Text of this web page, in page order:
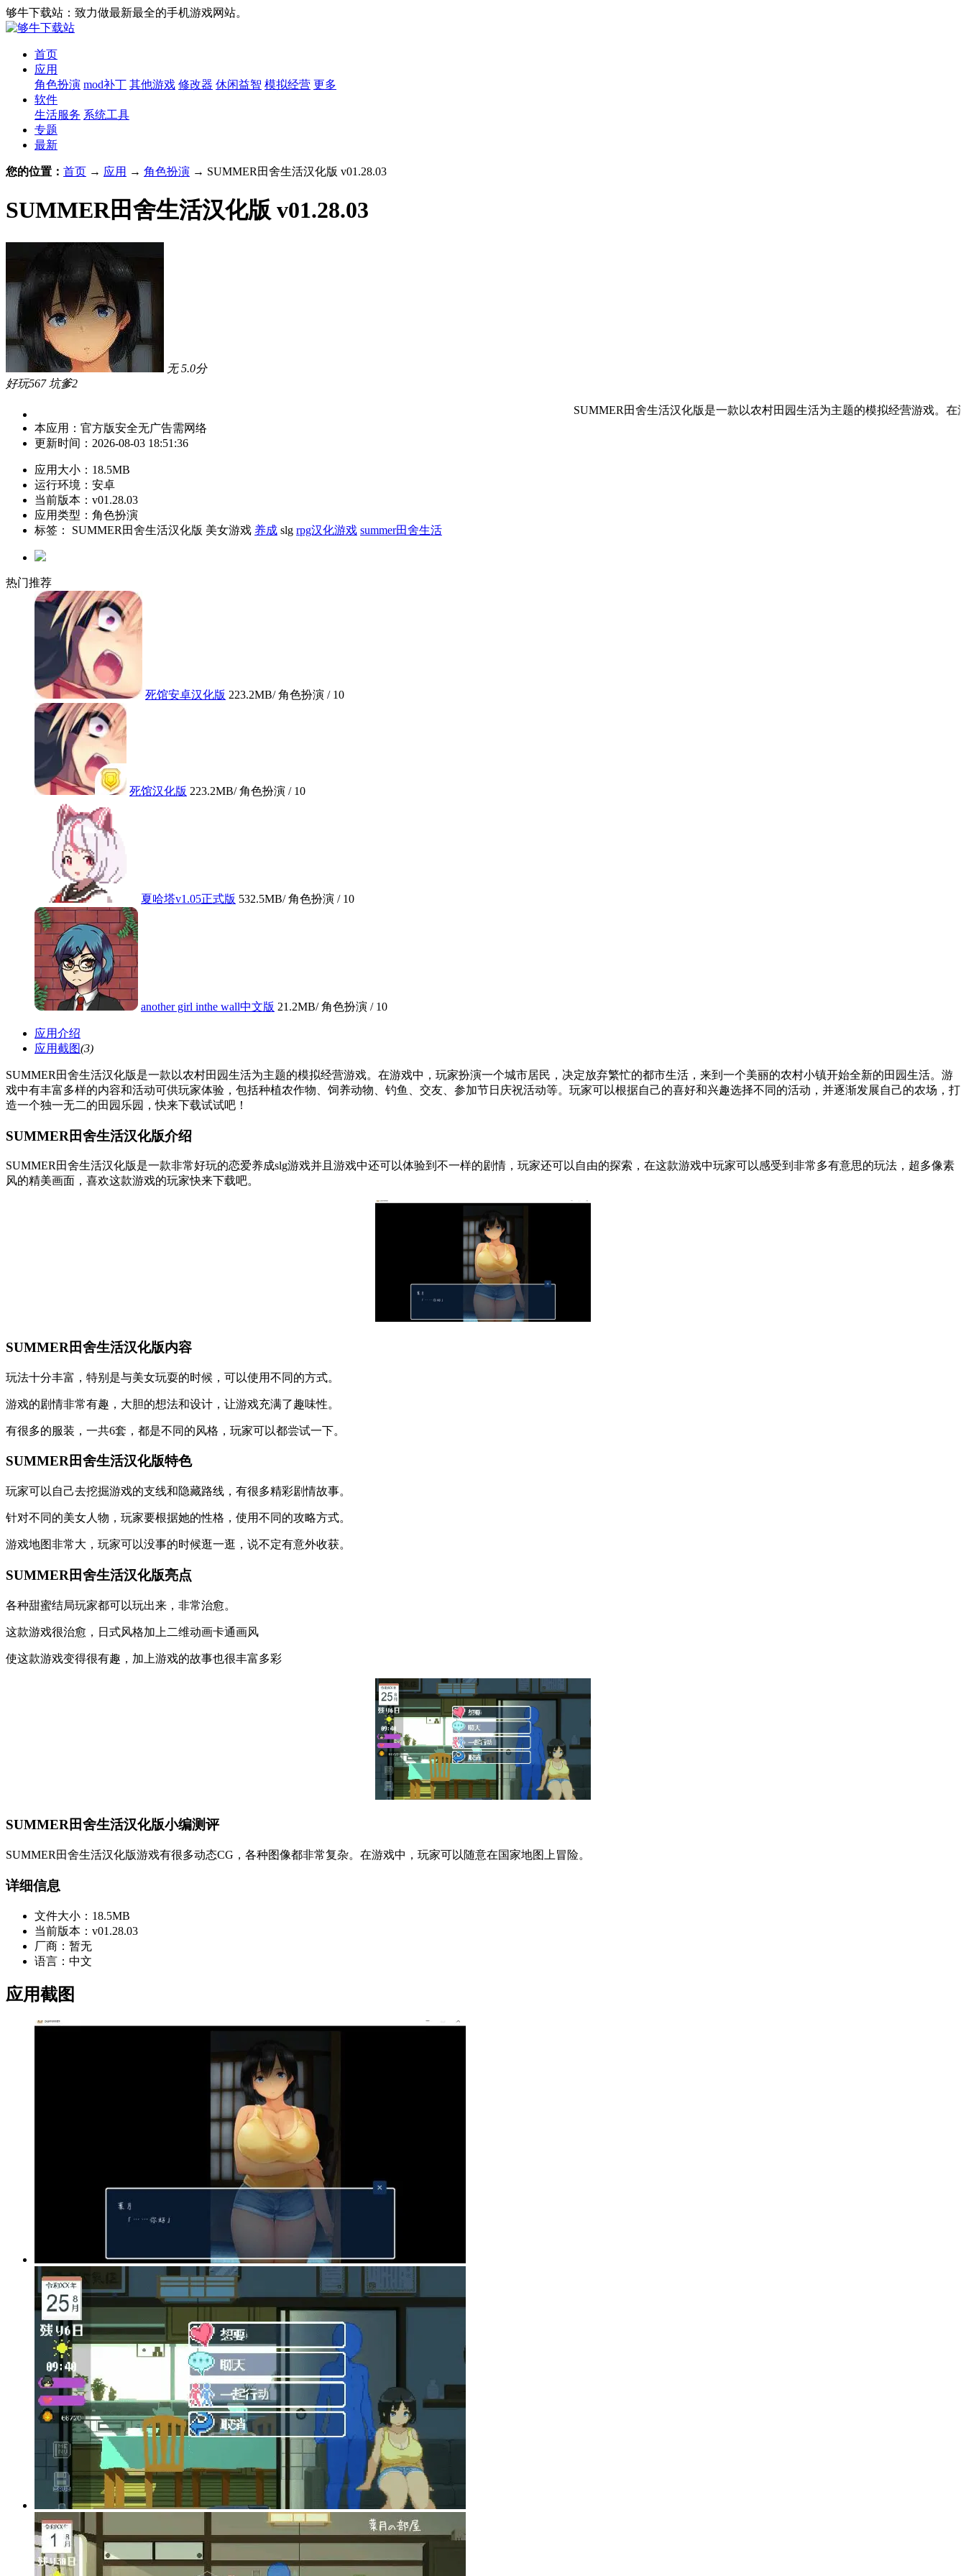
够牛下载站：致力做最新最全的手机游戏网站。
首页
应用
角色扮演 mod补丁 其他游戏 修改器 休闲益智 模拟经营 更多
软件
生活服务 系统工具
专题
最新
您的位置： 首页 → 应用 → 角色扮演 → SUMMER田舍生活汉化版 v01.28.03
SUMMER田舍生活汉化版 v01.28.03
无 5.0分
好玩567 坑爹2
SUMMER田舍生活汉化版是一款以农村田园生活为主题的模拟经营游戏。在游戏
本应用： 官方版安全无广告需网络
更新时间： 2026-08-03 18:51:36
应用大小： 18.5MB
运行环境： 安卓
当前版本： v01.28.03
应用类型：角色扮演
标签： SUMMER田舍生活汉化版 美女游戏 养成 slg rpg汉化游戏 summer田舍生活
热门推荐
死馆安卓汉化版 223.2MB/ 角色扮演 / 10
死馆汉化版 223.2MB/ 角色扮演 / 10
夏哈塔v1.05正式版 532.5MB/ 角色扮演 / 10
another girl inthe wall中文版 21.2MB/ 角色扮演 / 10
应用介绍
应用截图(3)
SUMMER田舍生活汉化版是一款以农村田园生活为主题的模拟经营游戏。在游戏中，玩家扮演一个城市居民，决定放弃繁忙的都市生活，来到一个美丽的农村小镇开始全新的田园生活。游
戏中有丰富多样的内容和活动可供玩家体验，包括种植农作物、饲养动物、钓鱼、交友、参加节日庆祝活动等。玩家可以根据自己的喜好和兴趣选择不同的活动，并逐渐发展自己的农场，打
造一个独一无二的田园乐园，快来下载试试吧！
SUMMER田舍生活汉化版介绍
SUMMER田舍生活汉化版是一款非常好玩的恋爱养成slg游戏并且游戏中还可以体验到不一样的剧情，玩家还可以自由的探索，在这款游戏中玩家可以感受到非常多有意思的玩法，超多像素
风的精美画面，喜欢这款游戏的玩家快来下载吧。
SUMMER田舍生活汉化版内容
玩法十分丰富，特别是与美女玩耍的时候，可以使用不同的方式。
游戏的剧情非常有趣，大胆的想法和设计，让游戏充满了趣味性。
有很多的服装，一共6套，都是不同的风格，玩家可以都尝试一下。
SUMMER田舍生活汉化版特色
玩家可以自己去挖掘游戏的支线和隐藏路线，有很多精彩剧情故事。
针对不同的美女人物，玩家要根据她的性格，使用不同的攻略方式。
游戏地图非常大，玩家可以没事的时候逛一逛，说不定有意外收获。
SUMMER田舍生活汉化版亮点
各种甜蜜结局玩家都可以玩出来，非常治愈。
这款游戏很治愈，日式风格加上二维动画卡通画风
使这款游戏变得很有趣，加上游戏的故事也很丰富多彩
SUMMER田舍生活汉化版小编测评
SUMMER田舍生活汉化版游戏有很多动态CG，各种图像都非常复杂。在游戏中，玩家可以随意在国家地图上冒险。
详细信息
文件大小： 18.5MB
当前版本： v01.28.03
厂商： 暂无
语言： 中文
应用截图